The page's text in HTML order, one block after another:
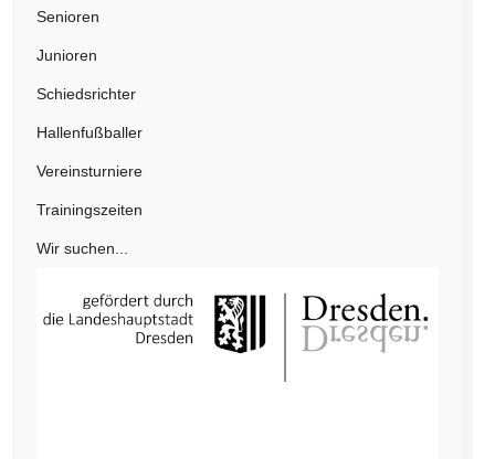
Senioren
Junioren
Schiedsrichter
Hallenfußballer
Vereinsturniere
Trainingszeiten
Wir suchen...